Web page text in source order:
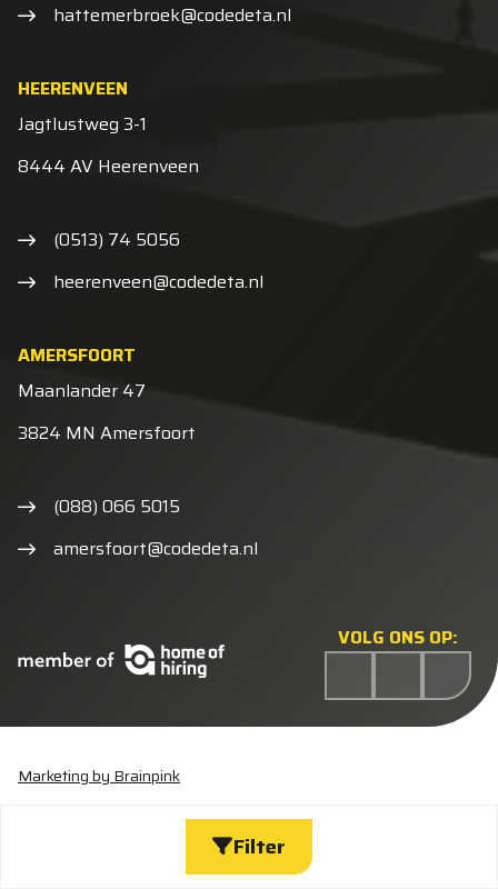
Filter
VOLG ONS OP:
hattemerbroek@codedeta.nl
HEERENVEEN
Jagtlustweg 3-1
8444 AV Heerenveen
(0513) 74 5056
heerenveen@codedeta.nl
AMERSFOORT
Maanlander 47
3824 MN Amersfoort
(088) 066 5015
amersfoort@codedeta.nl
Algemene voorwaarden
Privacyverklaring
Marketing by Brainpink